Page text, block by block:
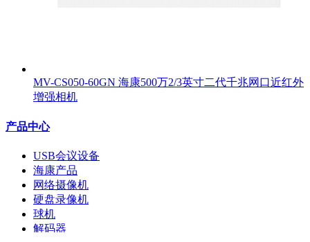
MV-CS050-60GN 海康500万2/3英寸二代千兆网口近红外
增强相机
产品中心
USB会议设备
海康产品
网络摄像机
硬盘录像机
球机
解码器